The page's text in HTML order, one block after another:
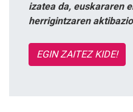
izatea da, euskararen
herrigintzaren
EGIN ZAITEZ KIDE!